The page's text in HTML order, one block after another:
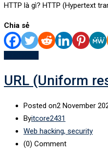
HTTP là gì? HTTP (Hypertext
Chia sẻ
URL (Uniform
Posted on2 November
Byitcore2431
Web hacking, security
(0) Comment